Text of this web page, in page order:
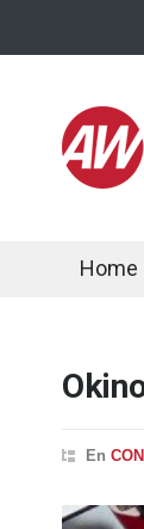
Home
En